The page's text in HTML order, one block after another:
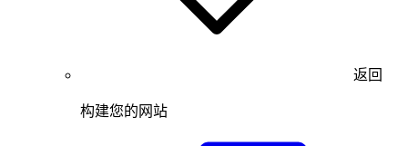
返回
构建您的网站